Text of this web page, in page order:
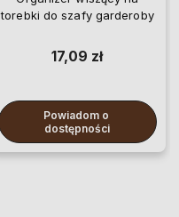
torebki do szafy garderoby
17,09 zł
Powiadom o
dostępności